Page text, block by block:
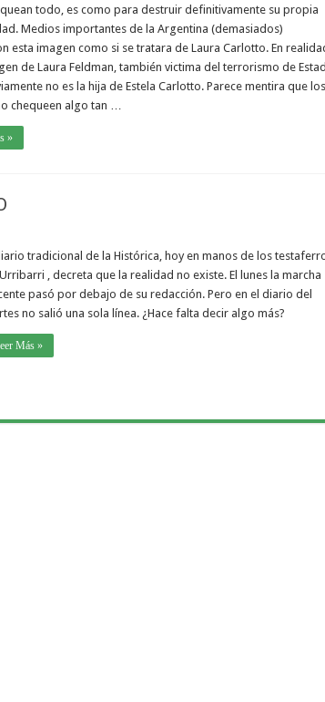
todo, es como para destruir definitivamente su propia
Medios importantes de la Argentina (demasiados)
esta imagen como si se tratara de Laura Carlotto. En
de Laura Feldman, también victima del terrorismo de
no es la hija de Estela Carlotto. Parece mentira que los
chequeen algo tan …
»
tradicional de la Histórica, hoy en manos de los
, decreta que la realidad no existe. El lunes la marcha
pasó por debajo de su redacción. Pero en el diario del
no salió una sola línea. ¿Hace falta decir algo más?
Más »